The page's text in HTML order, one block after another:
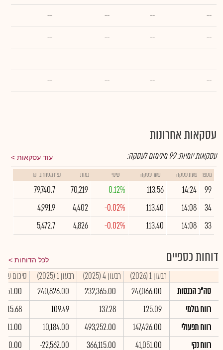
--
--
--
--
--
--
--
--
--
--
--
--
--
--
--
--
עסקאות אחרונות
עוד עסקאות עסקאות יומיות:99 מינימום לעסקה:
מספר שעת עסקה שער עסקה שינוי כמות נפח מסחר ב- ₪
99
14:24
113.56
0.12%
70,219
79,740.7
34
14:08
113.40
-0.02%
4,402
4,991.9
33
14:08
113.40
-0.02%
4,826
5,472.7
דוחות כספיים לכל הדוחות
רבעון 1 (2026) רבעון 4 (2025) רבעון 1 (2025)
סיכום שנתי
סה"כ הכנסות
247,066.00
232,365.00
240,826.00
רווח גולמי
125.09
137.28
109.49
515.68
רווח תפעולי
147,426.00
493,252.00
10,184.00
רווח נקי
41,051.00
366,115.00
-22,562.00